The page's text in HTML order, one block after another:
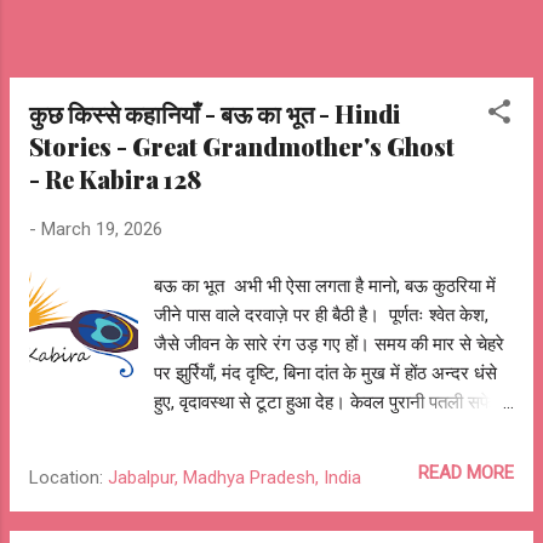
कुछ किस्से कहानियाँ - बऊ का भूत - Hindi
Stories - Great Grandmother's Ghost
- Re Kabira 128
- March 19, 2026
बऊ का भूत अभी भी ऐसा लगता है मानो, बऊ कुठरिया में
जीने पास वाले दरवाज़े पर ही बैठी है। पूर्णतः श्वेत केश,
जैसे जीवन के सारे रंग उड़ गए हों। समय की मार से चेहरे
पर झुर्रियाँ, मंद दृष्टि, बिना दांत के मुख में होंठ अन्दर धंसे
हुए, वृदावस्था से टूटा हुआ देह। केवल पुरानी पतली सफेद
कांपते हाथ का सहारा लिए, पत्थर के ठन्डे फर्श पर, पिचकी
हुई थाली और इधर-उधर लुढ़कता हुआ लोटा रखे, कुठरिया
के दरवाज़े पर बैठी हों। घंटो सीढ़ियों पर थकी हुई कमजोर
Location: Jabalpur, Madhya Pradesh, India READ MORE